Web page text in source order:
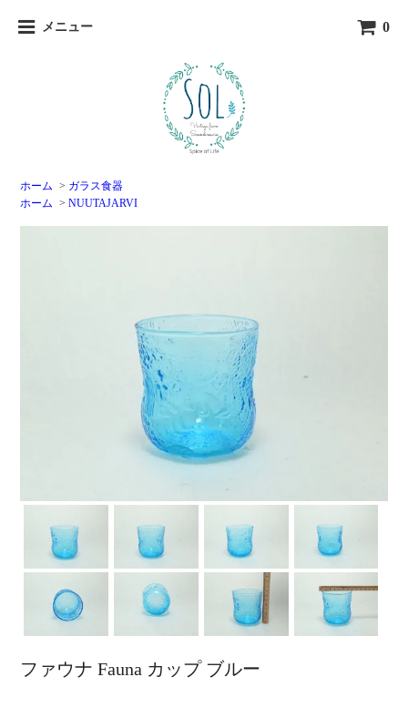
メニュー 0
ホーム > ガラス食器
ホーム >NUUTAJARVI
ファウナ Fauna カップ ブルー